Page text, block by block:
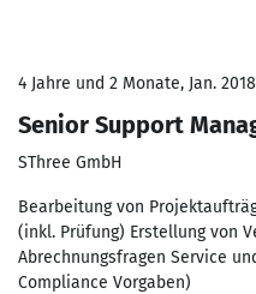
4 Jahre und 2 Monate, Jan.
Senior Support
SThree GmbH
Bearbeitung von
(inkl. Prüfung) Erstellung von
Abrechnungsfragen Service
Compliance Vorgaben)